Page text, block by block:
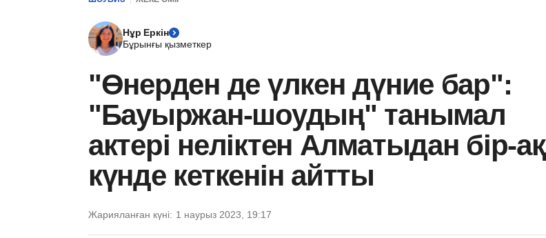
Нұр Еркін
Бұрынғы қызметкер
"Өнерден де үлкен дүние бар":
"Бауыржан-шоудың" танымал
актері неліктен Алматыдан бір-ақ
күнде кеткенін айтты
Жарияланған күні: 1 наурыз 2023, 19:17